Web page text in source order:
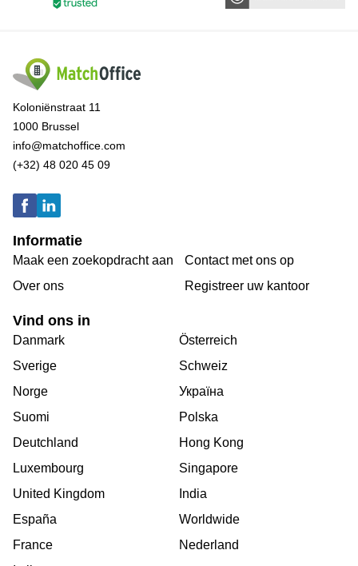
Koloniënstraat 11
1000 Brussel
info@matchoffice.com
(+32) 48 020 45 09
Informatie
Maak een zoekopdracht aan
Over ons
Contact met ons op
Registreer uw kantoor
Vind ons in
Danmark
Sverige
Norge
Suomi
Deutchland
Luxembourg
United Kingdom
España
France
Österreich
Schweiz
Україна
Polska
Hong Kong
Singapore
India
Worldwide
Nederland